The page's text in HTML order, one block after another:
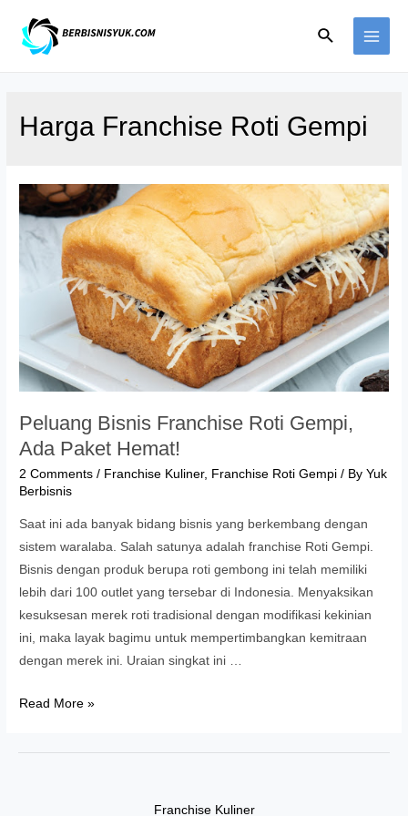
content
Search
Harga Franchise Roti Gempi
Peluang Bisnis Franchise Roti Gempi,
Ada Paket Hemat!
2 Comments / Franchise Kuliner, Franchise Roti Gempi / ByYuk
Berbisnis
Saat ini ada banyak bidang bisnis yang berkembang dengan
sistem waralaba. Salah satunya adalah franchise Roti Gempi.
Bisnis dengan produk berupa roti gembong ini telah memiliki
lebih dari 100 outlet yang tersebar di Indonesia. Menyaksikan
kesuksesan merek roti tradisional dengan modifikasi kekinian
ini, maka layak bagimu untuk mempertimbangkan kemitraan
dengan merek ini. Uraian singkat ini …
Peluang
Read More »
Franchise Kuliner